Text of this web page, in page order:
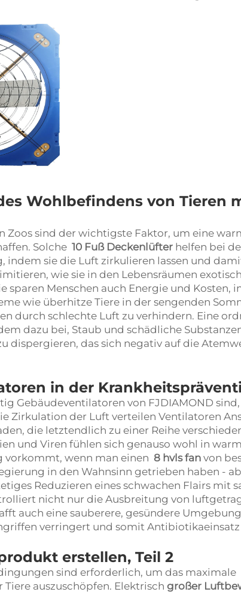
Wohlbefindens von Tieren
Zoos sind der wichtigste Faktor, um eine
Solche 10 Fuß Deckenlüfter helfen bei
indem sie die Luft zirkulieren lassen und
wie sie in den Lebensräumen
sparen Menschen auch Energie und Kosten,
wie überhitze Tiere in der sengenden
durch schlechte Luft zu verhindern. Eine
dazu bei, Staub und schädliche
dispergieren, das sich negativ auf die
in der
Gebäudeventilatoren von FJDIAMOND
Zirkulation der Luft verteilen Ventilatoren
die letztendlich zu einer Reihe
und Viren fühlen sich genauso wohl in
vorkommt, wenn man einen 8 hvls fan von
in den Wahnsinn getrieben haben -
Reduzieren eines schwachen Flairs mit
nicht nur die Ausbreitung von
auch eine sauberere, gesündere
verringert und somit
erstellen, Teil 2
sind erforderlich, um das maximale
auszuschöpfen. Elektrisch großer